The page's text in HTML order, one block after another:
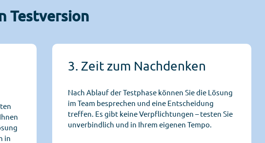
Testversion
in
3. Zeit zum Nachdenken
Nach Ablauf der Testphase können Sie die Lösung
im Team besprechen und eine Entscheidung
treffen. Es gibt keine Verpflichtungen – testen Sie
unverbindlich und in Ihrem eigenen Tempo.